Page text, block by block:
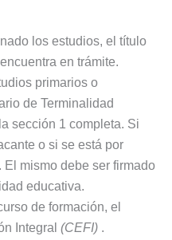
los estudios, el título
en trámite.
primarios o
de Terminalidad
sección 1 completa. Si
o si se está por
El mismo debe ser firmado
educativa.
de formación, el
Integral (CEFI) .